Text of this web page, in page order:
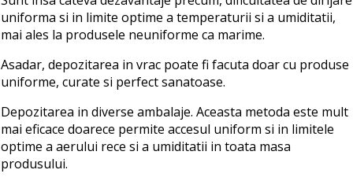
uniforma si in limite optime a temperaturii si a umiditatii,
mai ales la produsele neuniforme ca marime.
Asadar, depozitarea in vrac poate fi facuta doar cu produse
uniforme, curate si perfect sanatoase.
Depozitarea in diverse ambalaje. Aceasta metoda este mult
mai eficace doarece permite accesul uniform si in limitele
optime a aerului rece si a umiditatii in toata masa
produsului.